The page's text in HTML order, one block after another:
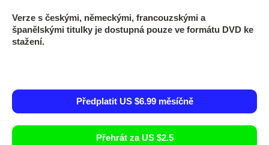
Verze s českými, německými, francouzskými a
španělskými titulky je dostupná pouze ve formátu DVD ke
stažení.
Předplatit US $6.99 měsíčně
Přehrát za US $2.5